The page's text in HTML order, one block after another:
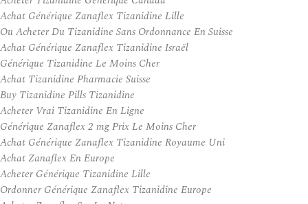
Achat Générique Zanaflex Tizanidine Lille
Ou Acheter Du Tizanidine Sans Ordonnance En Suisse
Achat Générique Zanaflex Tizanidine Israël
Générique Tizanidine Le Moins Cher
Achat Tizanidine Pharmacie Suisse
Buy Tizanidine Pills Tizanidine
Acheter Vrai Tizanidine En Ligne
Générique Zanaflex 2 mg Prix Le Moins Cher
Achat Générique Zanaflex Tizanidine Royaume Uni
Achat Zanaflex En Europe
Acheter Générique Tizanidine Lille
Ordonner Générique Zanaflex Tizanidine Europe